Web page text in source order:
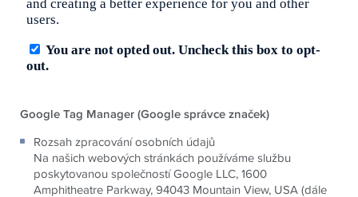
Google Tag Manager (Google správce značek)
Rozsah zpracování osobních údajů
Na našich webových stránkách používáme službu
poskytovanou společností Google LLC, 1600
Amphitheatre Parkway, 94043 Mountain View, USA (dále